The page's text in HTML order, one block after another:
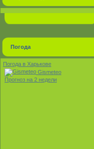
Погода
Погода в Харькове
Gismeteo
Прогноз на 2 недели